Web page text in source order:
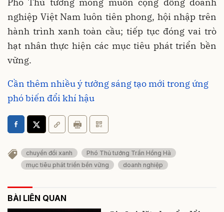
nghiệp Việt Nam luôn tiên phong, hội nhập trên
hành trình xanh toàn cầu; tiếp tục đóng vai trò
hạt nhân thực hiện các mục tiêu phát triển bền
vững.
Cần thêm nhiều ý tưởng sáng tạo mới trong ứng
phó biến đổi khí hậu
chuyển đổi xanh
Phó Thủ tướng Trần Hồng Hà
mục tiêu phát triển bền vững
doanh nghiệp
BÀI LIÊN QUAN